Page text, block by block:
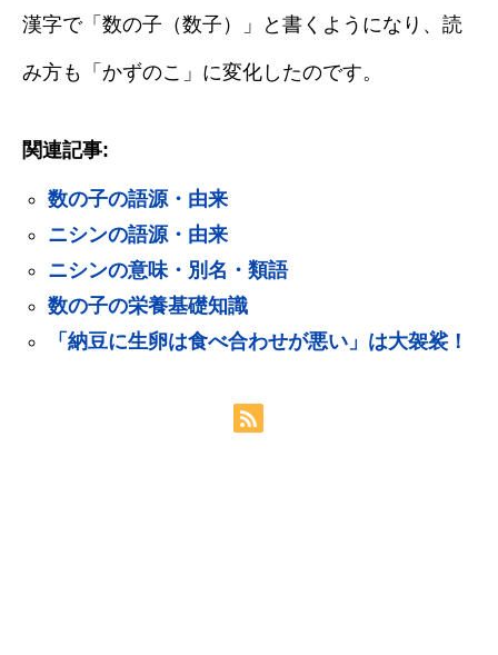
漢字で「数の子（数子）」と書くようになり、読
み方も「かずのこ」に変化したのです。
関連記事:
数の子の語源・由来
ニシンの語源・由来
ニシンの意味・別名・類語
数の子の栄養基礎知識
「納豆に生卵は食べ合わせが悪い」は大袈裟！